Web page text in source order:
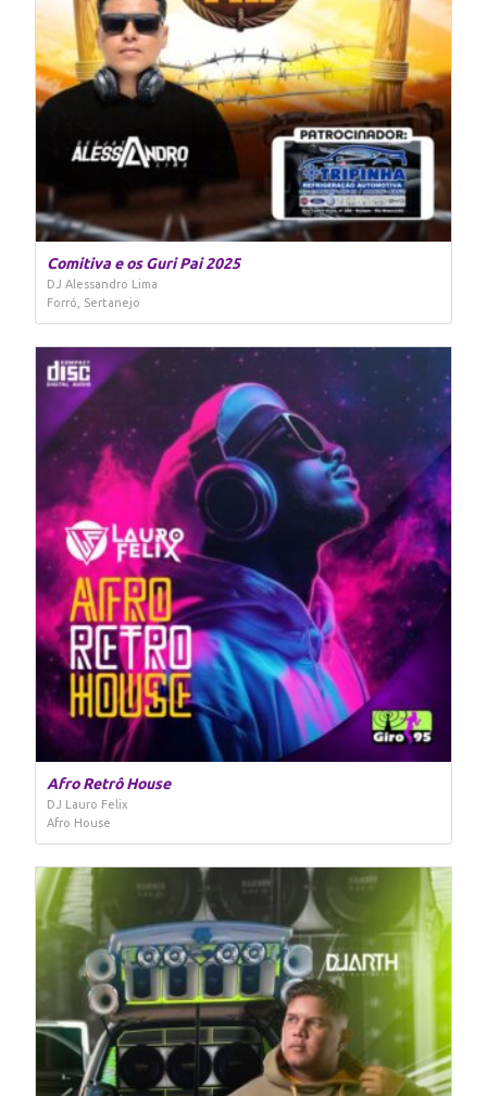
Comitiva e os Guri Pai 2025
DJ Alessandro Lima
Forró, Sertanejo
Afro Retrô House
DJ Lauro Felix
Afro House